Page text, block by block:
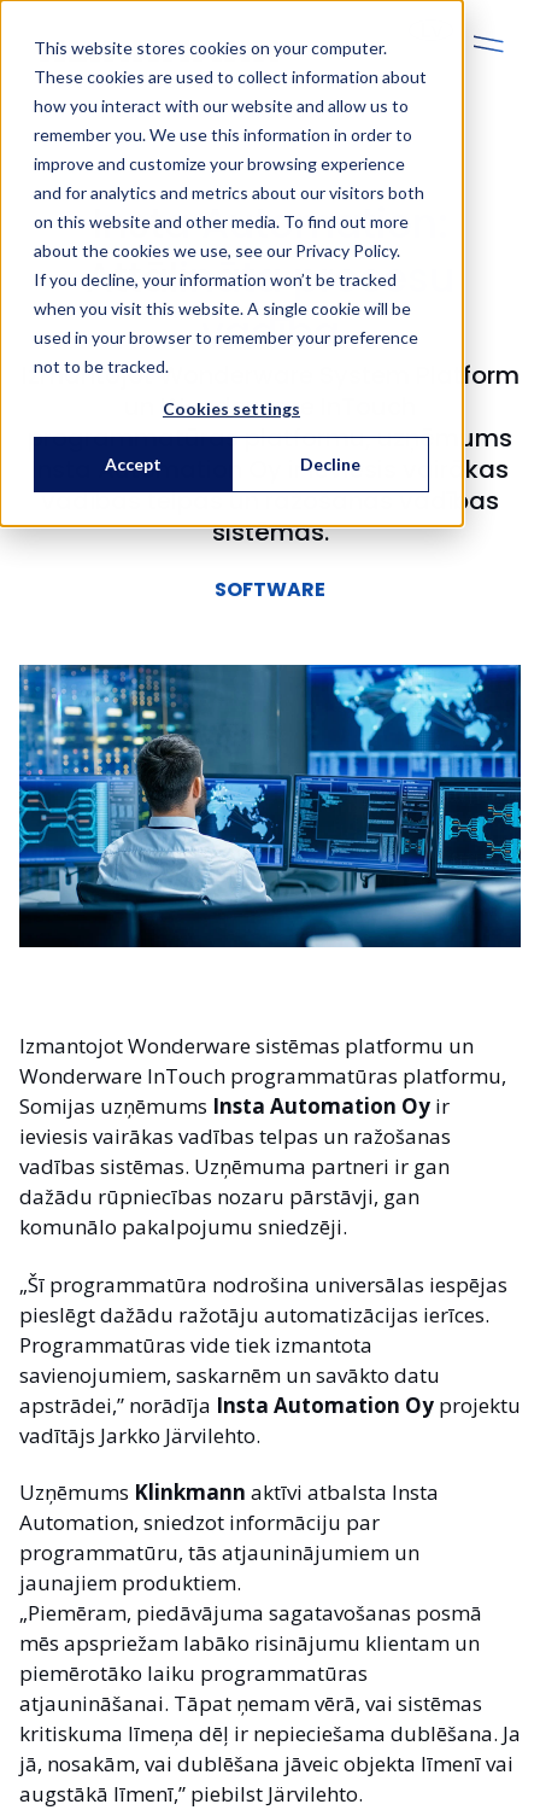
This website stores cookies on your computer.
These cookies are used to collect information about
how you interact with our website and allow us to
remember you. We use this information in order to
improve and customize your browsing experience
and for analytics and metrics about our visitors both
on this website and other media. To find out more
about the cookies we use, see our Privacy Policy.
If you decline, your information won’t be tracked
when you visit this website. A single cookie will be
used in your browser to remember your preference
not to be tracked.
Cookies settings
Accept Decline
Insta Automation:
Attālināta procesu
vadība
Izmantojot Wonderware System Platform
un Wonderware InTouch
programmatūras platformu, uzņēmums
Insta Automation Oy ir ieviesis vairākas
vadības telpas un ražošanas vadības
sistēmas.
SOFTWARE
Izmantojot Wonderware sistēmas platformu un
Wonderware InTouch programmatūras platformu,
Somijas uzņēmums Insta Automation Oy ir
ieviesis vairākas vadības telpas un ražošanas
vadības sistēmas. Uzņēmuma partneri ir gan
dažādu rūpniecības nozaru pārstāvji, gan
komunālo pakalpojumu sniedzēji.
„Šī programmatūra nodrošina universālas iespējas
pieslēgt dažādu ražotāju automatizācijas ierīces.
Programmatūras vide tiek izmantota
savienojumiem, saskarnēm un savākto datu
apstrādei,” norādīja Insta Automation Oy projektu
vadītājs Jarkko Järvilehto.
Uzņēmums Klinkmann aktīvi atbalsta Insta
Automation, sniedzot informāciju par
programmatūru, tās atjauninājumiem un
jaunajiem produktiem.
„Piemēram, piedāvājuma sagatavošanas posmā
mēs apspriežam labāko risinājumu klientam un
piemērotāko laiku programmatūras
atjaunināšanai. Tāpat ņemam vērā, vai sistēmas
kritiskuma līmeņa dēļ ir nepieciešama dublēšana. Ja
jā, nosakām, vai dublēšana jāveic objekta līmenī vai
augstākā līmenī,” piebilst Järvilehto.